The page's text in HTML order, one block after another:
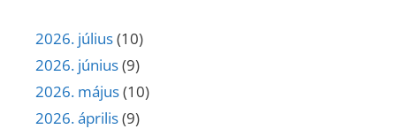
2026. július(10)
2026. június(9)
2026. május(10)
2026. április(9)